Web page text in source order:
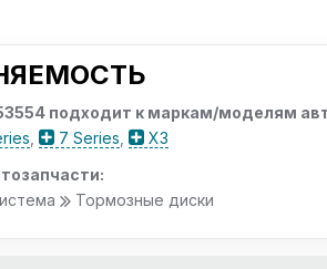
подходит к маркам/моделям
7 Series
X3
Тормозные диски